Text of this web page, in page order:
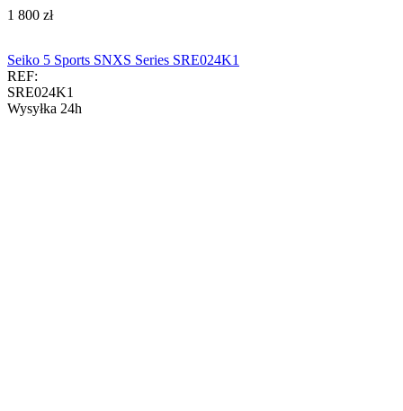
‍1 800‍ zł
Seiko 5 Sports SNXS Series SRE024K1
REF:
SRE024K1
Wysyłka 24h